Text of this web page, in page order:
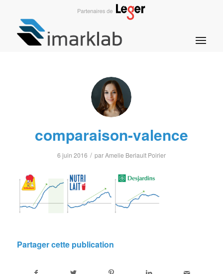
comparaison-valence
6 juin 2016 / parAmelie Beriault Poirier
Partager cette publication